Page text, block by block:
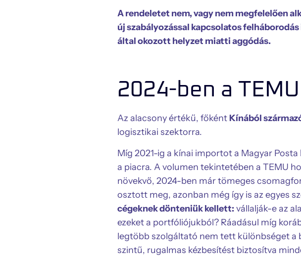
A rendeletet nem, vagy nem megfelelően
új szabályozással kapcsolatos
által okozott helyzet miatti aggódás.
2024-ben a
Az alacsony értékű, főként Kínából
logisztikai szektorra.
Míg 2021-ig a kínai importot a Magyar
a piacra. A volumen tekintetében a TEMU
növekvő, 2024-ben már tömeges
osztott meg, azonban még így is az egyes
cégeknek dönteniük kellett: vállalják-e az
ezeket a portfóliójukból? Ráadásul míg
legtöbb szolgáltató nem tett különbséget a
szintű, rugalmas kézbesítést biztosítva